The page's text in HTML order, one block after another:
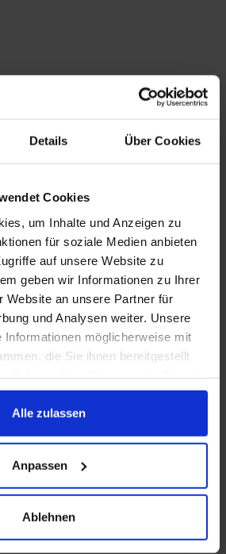
Details Über Cookies
Cookies
um Inhalte und Anzeigen zu
für soziale Medien anbieten
auf unsere Website zu
geben wir Informationen zu Ihrer
Website an unsere Partner für
und Analysen weiter. Unsere
Informationen möglicherweise mit
die Sie ihnen bereitgestellt
Alle zulassen
Anpassen
Ablehnen